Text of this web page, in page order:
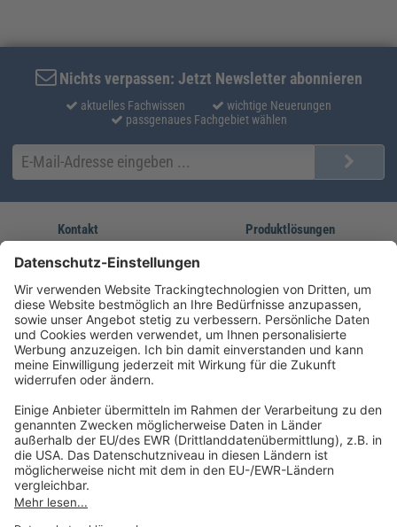
Nichts verpassen: Jetzt Newsletter abonnieren
aktuelles Fachwissen
wichtige Neuerungen
passgenaues Fachgebiet wählen
Kontakt
Sie erreichen uns unter:
(08233) 38 11 23
service@forum-verlag.com
Mo-Do 07:30 - 17:00 Uhr
Fr 07:30 - 15:00 Uhr
Produktlösungen
AKADEMIE HERKERT
Unsere Marken
Folgen Sie uns
Impressum